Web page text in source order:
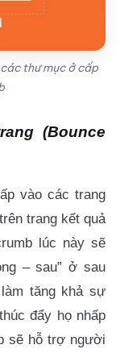
thư mục ở cấp
(Bounce
vào các trang
trang kết quả
lúc này sẽ
– sau” ở sau
tăng khả sự
đẩy họ nhấp
sẽ hỗ trợ người